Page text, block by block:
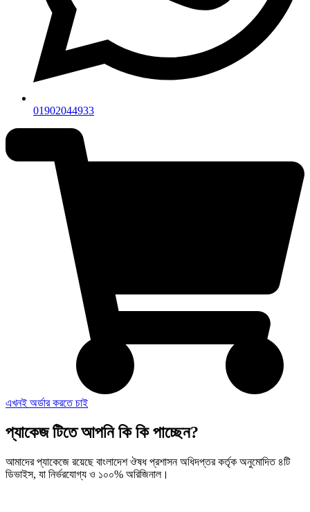
01902044933
এখনই অর্ডার করতে চাই
প্যাকেজ টিতে আপনি কি কি পাচ্ছেন?
আমাদের প্যাকেজে রয়েছে বাংলাদেশ ঔষধ প্রশাসন অধিদপ্তর কর্তৃক অনুমোদিত ৪টি
ডিভাইস, যা নির্ভরযোগ্য ও ১০০% অরিজিনাল।